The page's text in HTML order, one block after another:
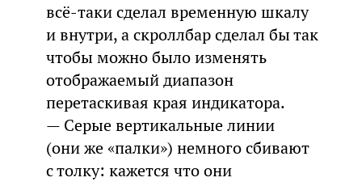
всё-таки сделал временную шкалу
и внутри, а скроллбар сделал бы так
чтобы можно было изменять
отображаемый диапазон
перетаскивая края индикатора.
— Серые вертикальные линии
(они же «палки») немного сбивают
с толку: кажется что они